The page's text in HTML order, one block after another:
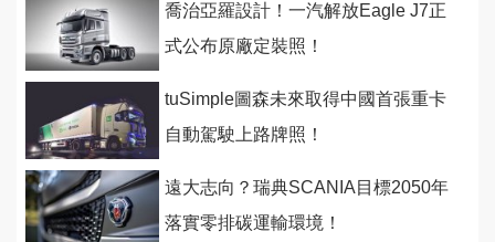
喬治亞羅設計！一汽解放Eagle J7正
式公布原廠定裝照！
tuSimple圖森未來取得中國首張重卡
自動駕駛上路牌照！
遠大志向？瑞典SCANIA目標2050年
落實零排碳運輸環境！